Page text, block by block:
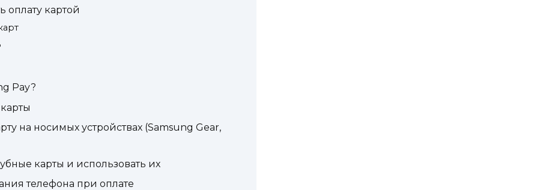
оплату картой
Pay?
на носимых устройствах (Samsung Gear,
карты и использовать их
телефона при оплате